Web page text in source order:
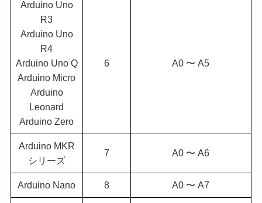
Arduino Uno
R3
Arduino Uno
R4
Arduino Uno Q
Arduino Micro
Arduino
Leonard
Arduino Zero
6 A0 〜 A5
Arduino MKR
シリーズ
7 A0 〜 A6
Arduino Nano 8 A0 〜 A7